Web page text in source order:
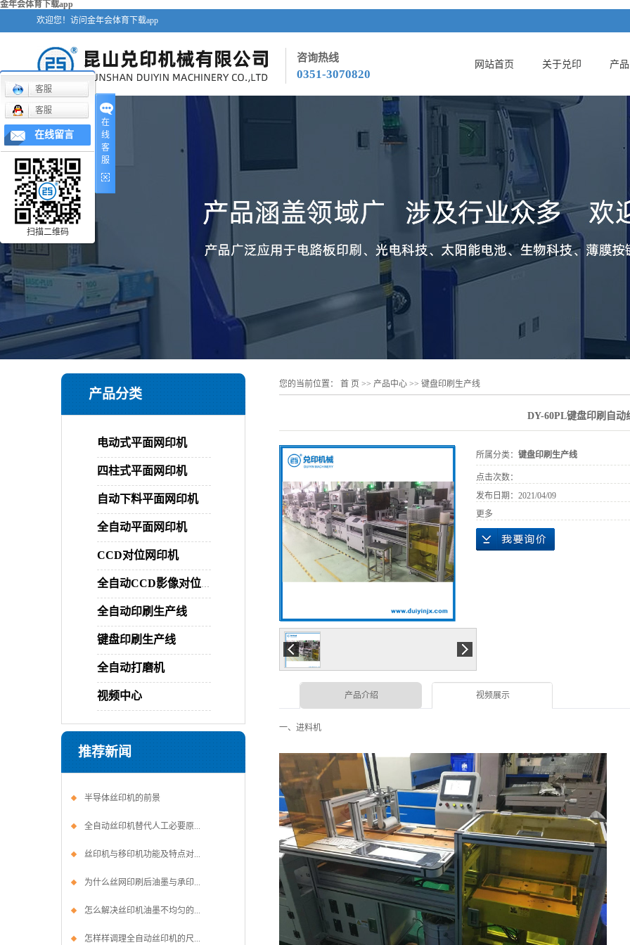
金年会体育下载app
欢迎您！访问金年会体育下载app
咨询热线
0351-3070820
网站首页 关于兑印 产
产品分类
电动式平面网印机
四柱式平面网印机
自动下料平面网印机
全自动平面网印机
CCD对位网印机
全自动CCD影像对位平面网印机
全自动印刷生产线
键盘印刷生产线
全自动打磨机
视频中心
推荐新闻
半导体丝印机的前景
全自动丝印机替代人工必要原...
丝印机与移印机功能及特点对...
为什么丝网印刷后油墨与承印...
怎么解决丝印机油墨不均匀的...
怎样样调理全自动丝印机的尺...
您的当前位置： 首 页 >> 产品中心 >> 键盘印刷生产线
DY-60PL键盘印刷自动
所属分类： 键盘印刷生产线
点击次数：
发布日期： 2021/04/09
更多
产品介绍 视频展示
一、进料机
在
线
客
服
客服
客服
在线留言
扫描二维码